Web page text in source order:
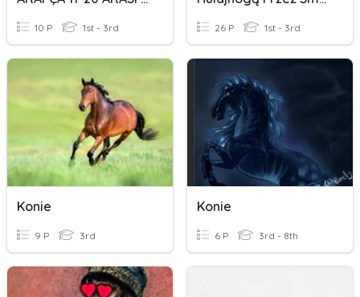
10 P 1st - 3rd 26 P 1st - 3rd
Konie
9 P 3rd
Konie
6 P 3rd - 8th